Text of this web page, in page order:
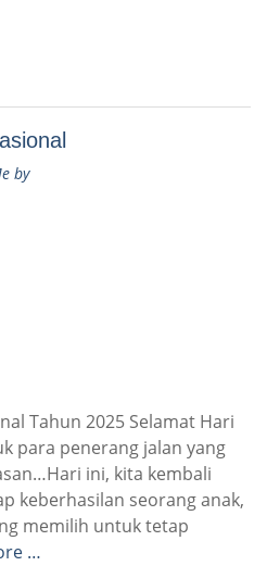
by
Tahun 2025 Selamat Hari
para penerang jalan yang
ini, kita kembali
keberhasilan seorang anak,
memilih untuk tetap
…